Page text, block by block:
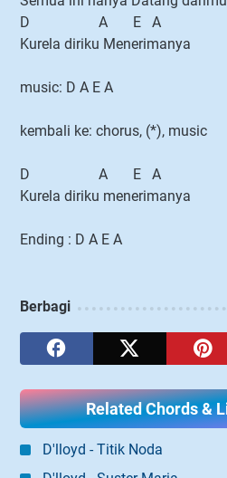
D A E A
Kurela diriku Menerimanya
music: D A E A
kembali ke: chorus, (*), music
D A E A
Kurela diriku menerimanya
Ending : D A E A
Berbagi
Related Chords &
D'lloyd - Titik Noda